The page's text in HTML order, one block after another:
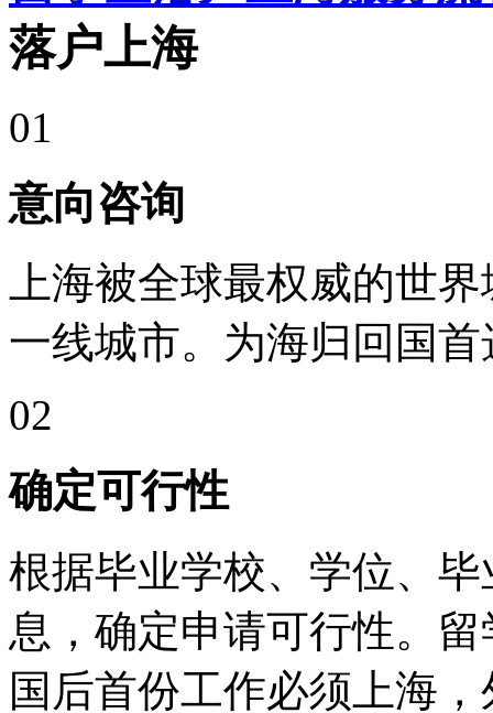
落户上海
01
意向咨询
上海被全球最权威的世
一线城市。为海归回国
02
确定可行性
根据毕业学校、学位、
息，确定申请可行性。
国后首份工作必须上海